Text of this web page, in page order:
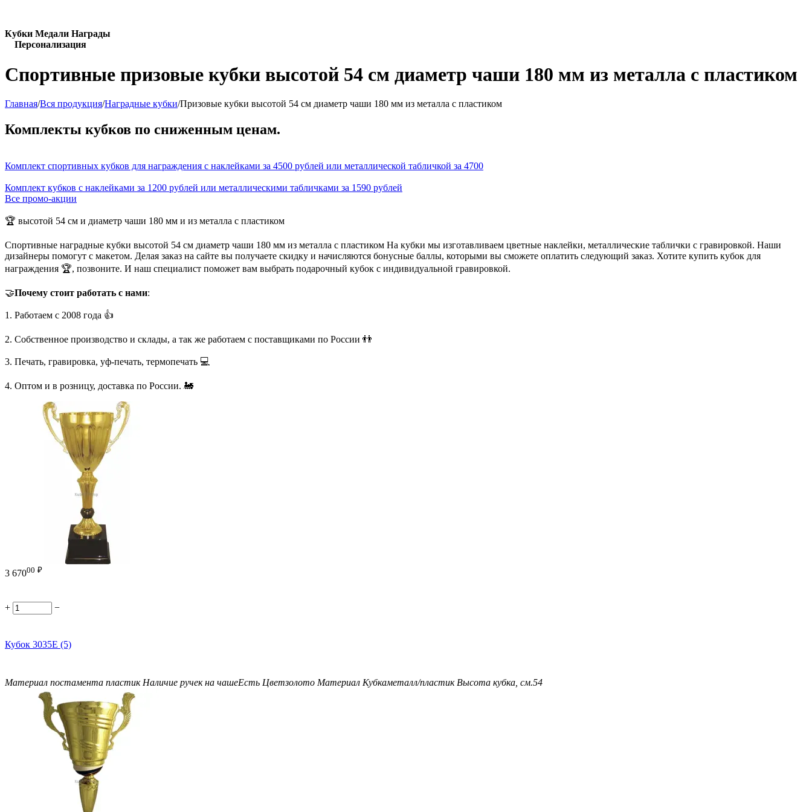
Кубки Медали Награды
Персонализация
Спортивные призовые кубки высотой 54 см диаметр чаши 180 мм из металла с пластиком
Главная/Вся продукция/Наградные кубки/Призовые кубки высотой 54 см диаметр чаши 180 мм из металла с пластиком
Комплекты кубков по сниженным ценам.
Комплект спортивных кубков для награждения с наклейками за 4500 рублей или металлической табличкой за 4700
Комплект кубков с наклейками за 1200 рублей или металлическими табличками за 1590 рублей
Все промо-акции
🏆 высотой 54 см и диаметр чаши 180 мм и из металла с пластиком
Спортивные наградные кубки высотой 54 см диаметр чаши 180 мм из металла с пластиком На кубки мы изготавливаем цветные наклейки, металлические таблички с гравировкой. Наши
дизайнеры помогут с макетом. Делая заказ на сайте вы получаете скидку и начисляются бонусные баллы, которыми вы сможете оплатить следующий заказ. Хотите купить кубок для
награждения 🏆, позвоните. И наш специалист поможет вам выбрать подарочный кубок с индивидуальной гравировкой.
🤝Почему стоит работать с нами:
1. Работаем с 2008 года 👍
2. Собственное производство и склады, а так же работаем с поставщиками по России 👬
3. Печать, гравировка, уф-печать, термопечать 💻
4. Оптом и в розницу, доставка по России. 🚂
3 67000 ₽
+ −
Кубок 3035E (5)
Материал постамента пластик Наличие ручек на чашеЕсть Цветзолото Материал Кубкаметалл/пластик Высота кубка, см.54